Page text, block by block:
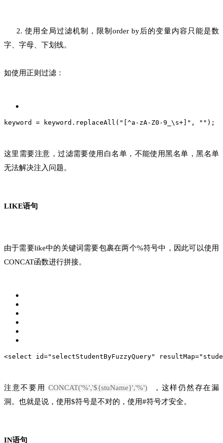
2. 使用全局过滤机制，限制order by后的变量内容只能是数
字、字母、下划线。
如使用正则过滤：
keyword = keyword.replaceAll("[^a-zA-Z0-9_\s+]", "");
这里需要注意，过滤需要使用白名单，不能使用黑名单，黑名单
无法解决注入问题。
LIKE语句
由于需要like中的关键词需要包裹在两个%符号中，因此可以使用
CONCAT函数进行拼接。
<select id="selectStudentByFuzzyQuery"
注意不要用 CONCAT('%','${stuName}','%')
，这样仍然存在漏
洞。也就是说，使用$符号是不对的，使用#符号才安全。
IN语句